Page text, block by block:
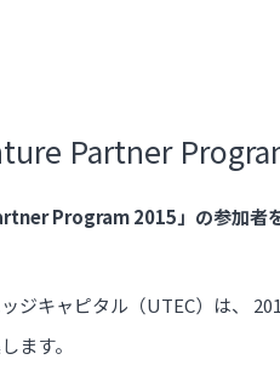
Partner
Program 2015」の参加者
ジキャピタル（UTEC）は、
ます。